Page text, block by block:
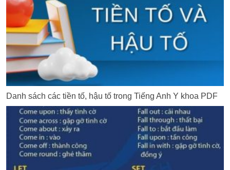
Danh sách các tiền tố, hậu tố trong Tiếng Anh Y khoa PDF